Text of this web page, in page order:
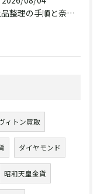
遺品整理の手順と奈良県橿原市で無駄なく片付ける方法とごみ処分ポイント
ィトン買取
ダイヤモンド
昭和天皇金貨